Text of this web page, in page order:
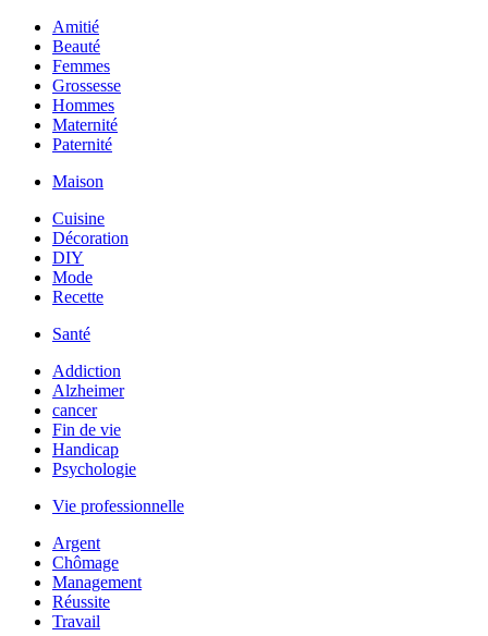
Amitié
Beauté
Femmes
Grossesse
Hommes
Maternité
Paternité
Maison
Cuisine
Décoration
DIY
Mode
Recette
Santé
Addiction
Alzheimer
cancer
Fin de vie
Handicap
Psychologie
Vie professionnelle
Argent
Chômage
Management
Réussite
Travail